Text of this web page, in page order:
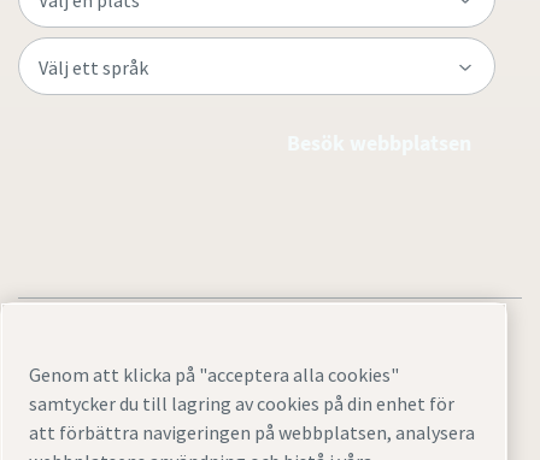
Juridisk information och sekretessmeddelanden
Genom att klicka på "acceptera alla cookies"
samtycker du till lagring av cookies på din enhet för
att förbättra navigeringen på webbplatsen, analysera